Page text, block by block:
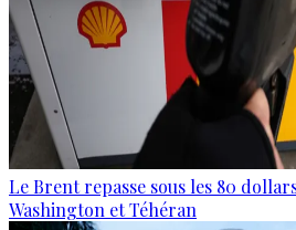
Le Brent repasse sous les 80
Washington et Téhéran